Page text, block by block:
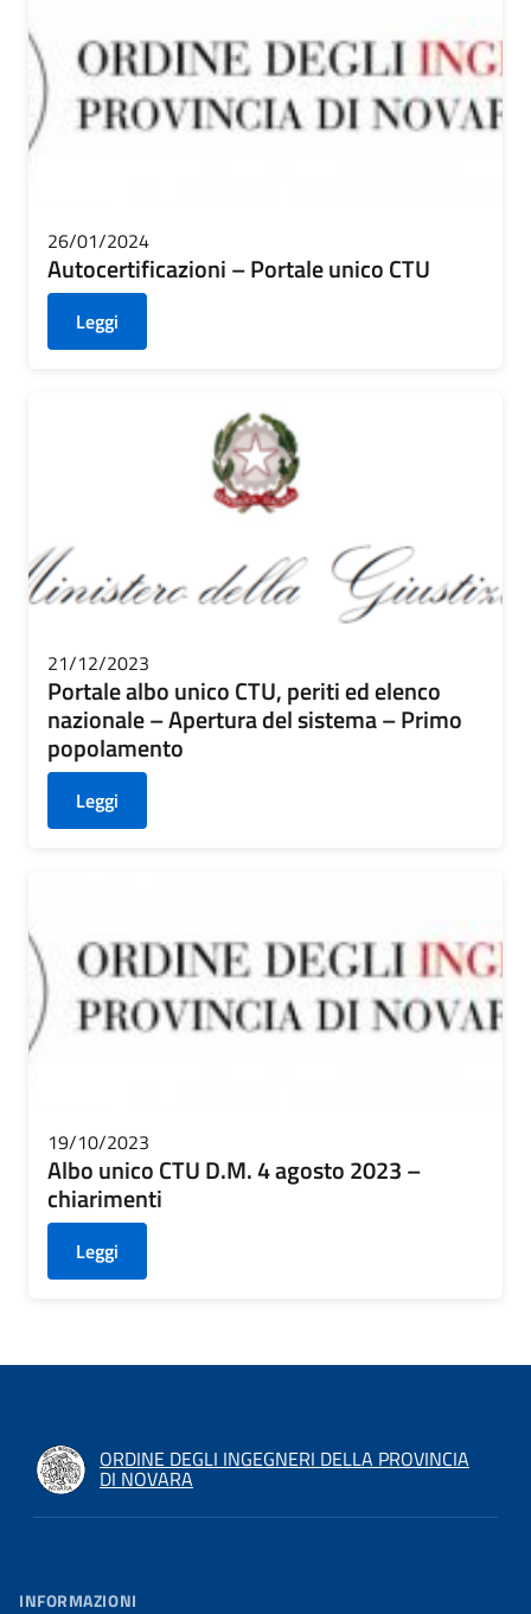
26/01/2024
Autocertificazioni – Portale unico CTU
Leggi
21/12/2023
Portale albo unico CTU, periti ed elenco
nazionale – Apertura del sistema – Primo
popolamento
Leggi
19/10/2023
Albo unico CTU D.M. 4 agosto 2023 –
chiarimenti
Leggi
ORDINE DEGLI INGEGNERI DELLA PROVINCIA
DI NOVARA
INFORMAZIONI